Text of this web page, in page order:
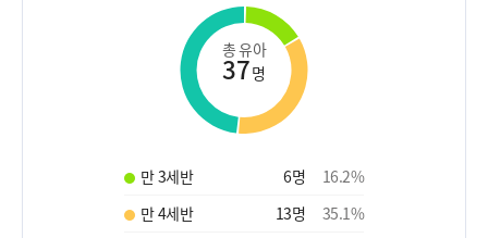
총 유아
37명
만 3세반 6명 16.2%
만 4세반
13명 35.1%